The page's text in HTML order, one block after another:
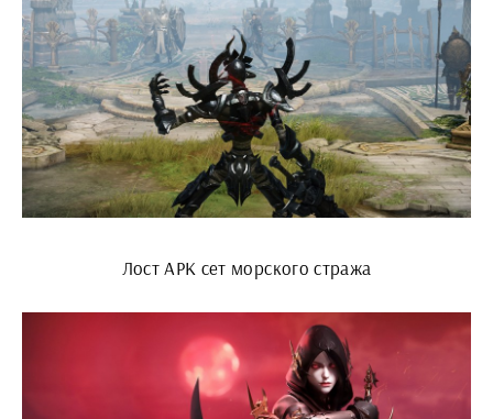
Лост АРК сет морского стража